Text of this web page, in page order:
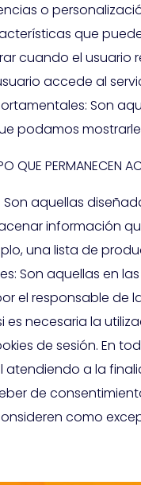
o
que
cuando el
accede al
Son
podamos
QUE PERMANECEN
Son aquellas
información
una lista de
Son aquellas en
el responsable de
es necesaria la
de sesión. En
a la
de
como